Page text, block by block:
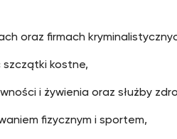
oraz firmach
kostne,
i żywienia oraz służby
fizycznym i sportem,